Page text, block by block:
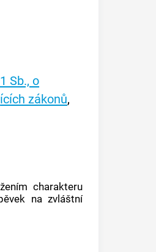
Sb., o
zákonů,
charakteru
na zvláštní